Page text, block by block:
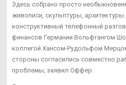
Здесь собрано просто
живописи, скульптуры,
конструктивный телефонный
финансов Германии Вольфгангом
коллегой Хансом-Рудольфом
стороны согласились совместно
проблемы, заявил Оффер.